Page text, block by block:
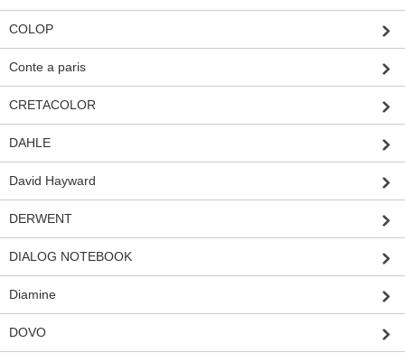
COLOP
Conte a paris
CRETACOLOR
DAHLE
David Hayward
DERWENT
DIALOG NOTEBOOK
Diamine
DOVO